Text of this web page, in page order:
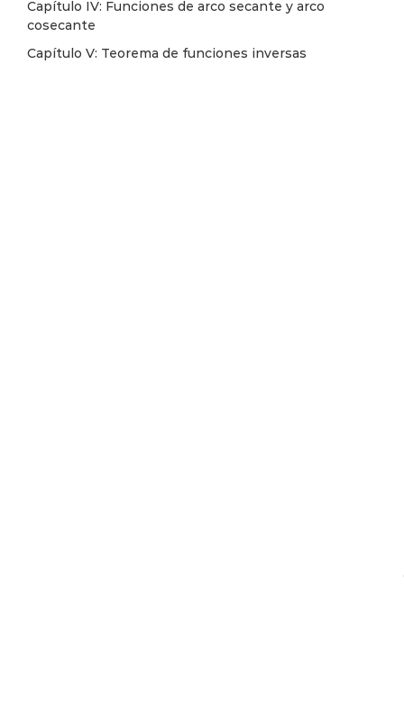
Capítulo IV: Funciones de arco secante y arco
cosecante
Capítulo V: Teorema de funciones inversas